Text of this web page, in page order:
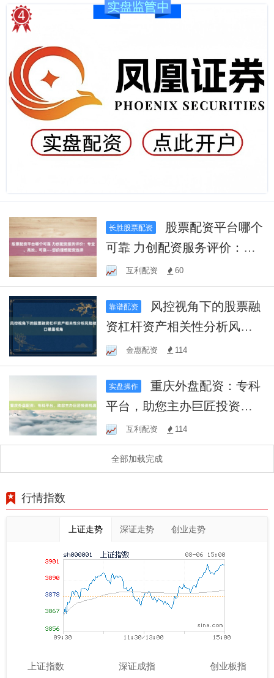
长胜股票配资
可靠 力创配资服务评价：专
业、高效、可靠——您的理
想配资选择
互利配资 60
靠谱配资
资杠杆资产相关性分析风险
敞口暴露视角
金惠配资 114
实盘操作
重庆外盘配资：专科
平台，助您主办巨匠投资机
遇
互利配资 114
全部加载完成
行情指数
上证走势 深证走势 创业走势
上证指数 深证成指 创业板指